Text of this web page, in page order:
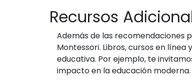
Recursos
Además de las recomendaciones
Montessori. Libros, cursos en
educativa. Por ejemplo, te
impacto en la educación moderna.